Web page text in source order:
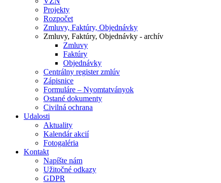
Projekty
Rozpočet
Zmluvy, Faktúry, Objednávky
Zmluvy, Faktúry, Objednávky - archív
Zmluvy
Faktúry
Objednávky
Centrálny register zmlúv
Zápisnice
Formuláre – Nyomtatványok
Ostané dokumenty
Civilná ochrana
Udalosti
Aktuality
Kalendár akcií
Fotogaléria
Kontakt
Napíšte nám
Užitočné odkazy
GDPR